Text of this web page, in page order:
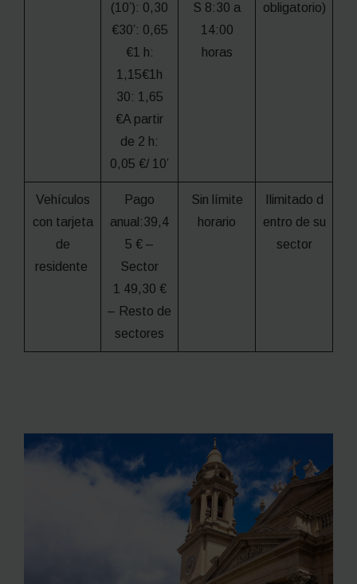
(10’): 0,30
€30’: 0,65
€1 h:
1,15€1h
30: 1,65
€A partir
de 2 h:
0,05 €/ 10’
S 8:30 a
14:00
horas
obligatorio)
Vehículos
con tarjeta
de
residente
Pago
anual:39,4
5 € –
Sector
1 49,30 €
– Resto de
sectores
Sin límite
horario
Ilimitado d
entro de su
sector